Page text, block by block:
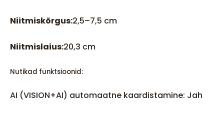
Niitmiskõrgus:2,5–7,5 cm
Niitmislaius:20,3 cm
Nutikad funktsioonid:
AI (VISION+AI) automaatne kaardistamine: Jah